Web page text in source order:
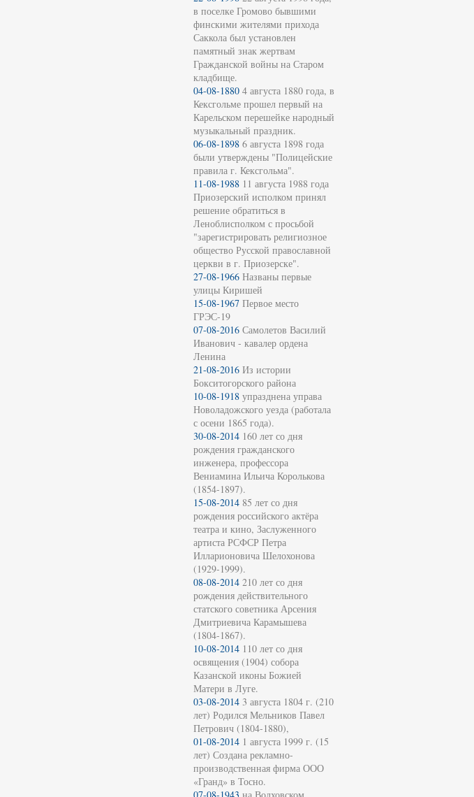
в поселке Громово бывшими
финскими жителями прихода
Саккола был установлен
памятный знак жертвам
Гражданской войны на Старом
кладбище.
04-08-1880 4 августа 1880 года, в
Кексгольме прошел первый на
Карельском перешейке народный
музыкальный праздник.
06-08-1898 6 августа 1898 года
были утверждены "Полицейские
правила г. Кексгольма".
11-08-1988 11 августа 1988 года
Приозерский исполком принял
решение обратиться в
Леноблисполком с просьбой
"зарегистрировать религиозное
общество Русской православной
церкви в г. Приозерске".
27-08-1966 Названы первые
улицы Киришей
15-08-1967 Первое место
ГРЭС-19
07-08-2016 Самолетов Василий
Иванович - кавалер ордена
Ленина
21-08-2016 Из истории
Бокситогорского района
10-08-1918 упразднена управа
Новоладожского уезда (работала
с осени 1865 года).
30-08-2014 160 лет со дня
рождения гражданского
инженера, профессора
Вениамина Ильича Королькова
(1854-1897).
15-08-2014 85 лет со дня
рождения российского актёра
театра и кино, Заслуженного
артиста РСФСР Петра
Илларионовича Шелохонова
(1929-1999).
08-08-2014 210 лет со дня
рождения действительного
статского советника Арсения
Дмитриевича Карамышева
(1804-1867).
10-08-2014 110 лет со дня
освящения (1904) собора
Казанской иконы Божией
Матери в Луге.
03-08-2014 3 августа 1804 г. (210
лет) Родился Мельников Павел
Петрович (1804-1880),
01-08-2014 1 августа 1999 г. (15
лет) Создана рекламно-
производственная фирма ООО
«Гранд» в Тосно.